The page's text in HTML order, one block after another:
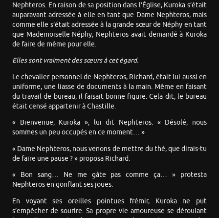
Nephteros. En raison de sa position dans l’Église, Kuroka s’était
auparavant adressée à elle en tant que Dame Nephteros, mais
comme elle s’était adressée à la grande sœur de Néphy en tant
que Mademoiselle Néphy, Nephteros avait demandé à Kuroka
de faire de même pour elle.
Elles sont vraiment des sœurs à cet égard.
Le chevalier personnel de Nephteros, Richard, était lui aussi en
uniforme, une liasse de documents à la main. Même en faisant
du travail de bureau, il faisait bonne figure. Cela dit, le bureau
était censé appartenir à Chastille.
« Bienvenue, Kuroka », lui dit Nephteros. « Désolé, nous
sommes un peu occupés en ce moment… »
« Dame Nephteros, nous venons de mettre du thé, que dirais-tu
de faire une pause ? » proposa Richard.
« Bon sang… Ne me gâte pas comme ça… » protesta
Nephteros en gonflant ses joues.
En voyant ses oreilles pointues frémir, Kuroka ne put
s’empêcher de sourire. Sa propre vie amoureuse se déroulant